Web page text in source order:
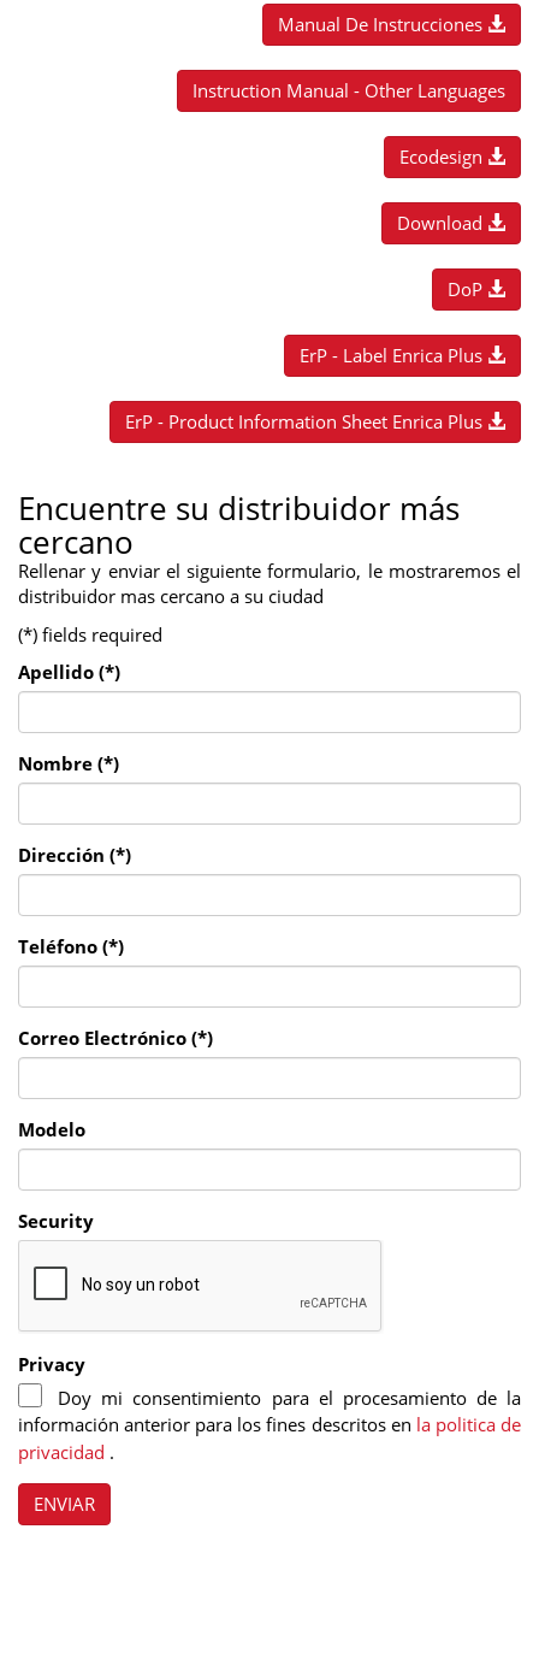
Manual De Instrucciones
Instruction Manual - Other Languages
Ecodesign
Download
DoP
ErP - Label Enrica Plus
ErP - Product Information Sheet Enrica Plus
Encuentre su distribuidor más
cercano
Rellenar y enviar el siguiente formulario, le mostraremos el
distribuidor mas cercano a su ciudad
(*) fields required
Apellido (*)
Nombre (*)
Dirección (*)
Teléfono (*)
Correo Electrónico (*)
Modelo
Security
Privacy
Doy mi consentimiento para el procesamiento de la
información anterior para los fines descritos en la politica de
privacidad .
ENVIAR